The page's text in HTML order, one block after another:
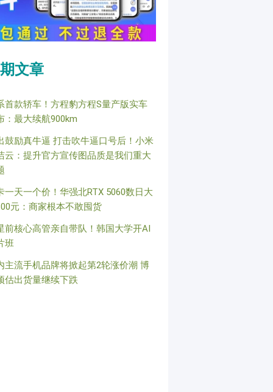
文章
首款轿车！方程豹方程S量产版实车
：最大续航900km
鼓励真牛逼 打击吹牛逼口号后！小米
云：提升官方宣传图品质是我们重大
一天一个价！华强北RTX 5060数日大
元：商家根本不敢囤货
前核心高管亲自带队！韩国大学开AI
班
主流手机品牌将掀起第2轮涨价潮 博
估出货量继续下跌